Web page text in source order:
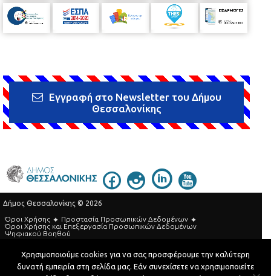
Εγγραφή στο Newsletter του Δήμου
Θεσσαλονίκης
Δήμος Θεσσαλονίκης © 2026
Όροι Χρήσης
Προστασία Προσωπικών Δεδομένων
Όροι Xρήσης και Eπεξεργασία Προσωπικών Δεδομένων
Ψηφιακού Βοηθού
Τηλεφωνικός Κατάλογος
Developed by MyCompany Projects
Χρησιμοποιούμε cookies για να σας προσφέρουμε την καλύτερη
δυνατή εμπειρία στη σελίδα μας. Εάν συνεχίσετε να χρησιμοποιείτε